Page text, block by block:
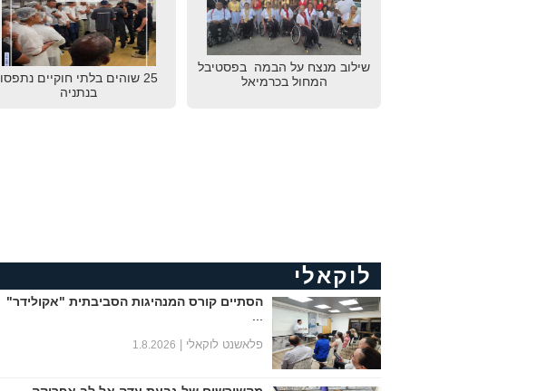
שילוב מנצח על הבמה בפסטיבל
המחול בכרמיאל
25 שוהים בלתי חוקיים נתפסו
בנתניה
לוקאלי
הסתיים קורס המנהיגות הסביבתית "אקולידר"
פלאשנט לוקאלי | 1.8.2026